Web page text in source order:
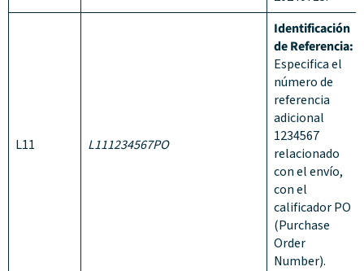
L11 L111234567PO
Identificación
de Referencia:
Especifica el
número de
referencia
adicional
1234567
relacionado
con el envío,
con el
calificador PO
(Purchase
Order
Number).